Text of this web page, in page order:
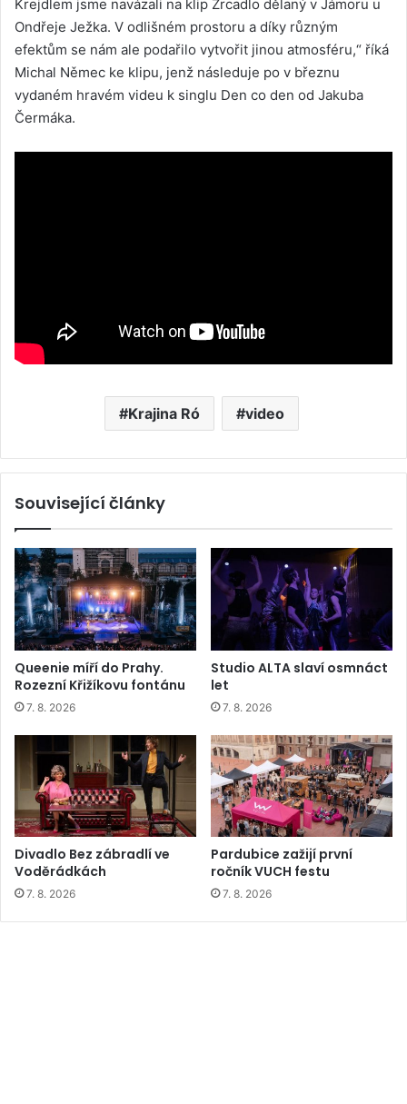
Krejdlem jsme navázali na klip Zrcadlo dělaný v Jámoru u
Ondřeje Ježka. V odlišném prostoru a díky různým
efektům se nám ale podařilo vytvořit jinou atmosféru,“ říká
Michal Němec ke klipu, jenž následuje po v březnu
vydaném hravém videu k singlu Den co den od Jakuba
Čermáka.
Krajina Ró video
Související články
Queenie míří do Prahy.
Rozezní Křižíkovu fontánu
7. 8. 2026
Studio ALTA slaví osmnáct
let
7. 8. 2026
Divadlo Bez zábradlí ve
Voděrádkách
7. 8. 2026
Pardubice zažijí první
ročník VUCH festu
7. 8. 2026